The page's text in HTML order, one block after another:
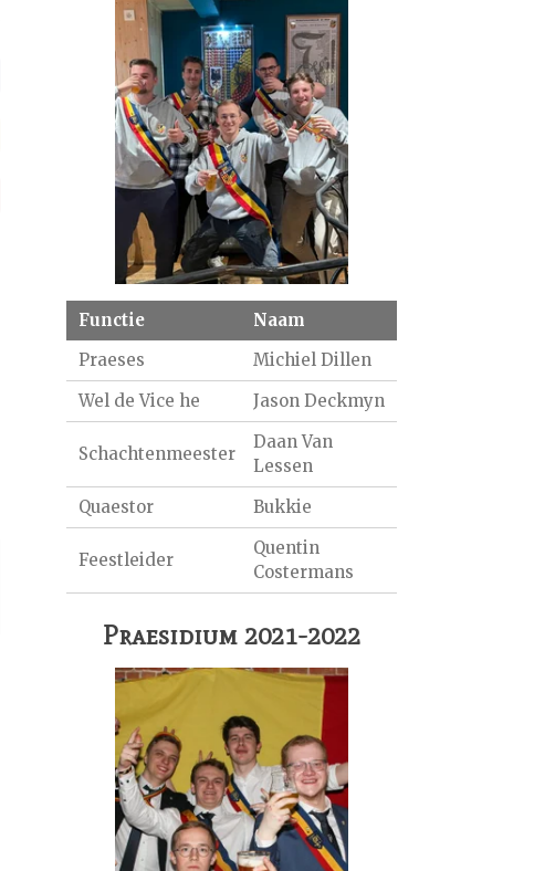
Functie
Naam
Praeses
Michiel Dillen
Wel de Vice he
Jason Deckmyn
Schachtenmeester
Daan Van
Lessen
Quaestor
Bukkie
Feestleider
Quentin
Costermans
Praesidium 2021-2022